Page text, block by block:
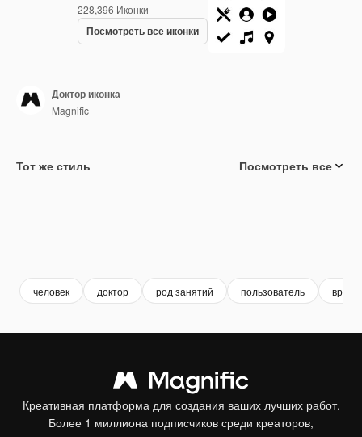
228,396 Иконки
Посмотреть все иконки
Доктор иконка
Magnific
Тот же стиль Посмотреть все
человек доктор род занятий пользователь врач
Креативная платформа для создания ваших лучших работ.
Более 1 миллиона подписчиков среди креаторов,